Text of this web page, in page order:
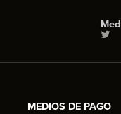
MEDIOS DE PAGO